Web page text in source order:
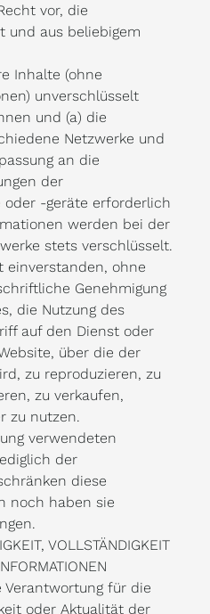
vor, die
und aus beliebigem
Inhalte (ohne
unverschlüsselt
und (a) die
Netzwerke und
an die
der
oder -geräte erforderlich
werden bei der
stets verschlüsselt.
einverstanden, ohne
Genehmigung
die Nutzung des
auf den Dienst oder
über die der
zu reproduzieren, zu
zu verkaufen,
zu nutzen.
verwendeten
der
diese
noch haben sie
VOLLSTÄNDIGKEIT
für die
oder Aktualität der